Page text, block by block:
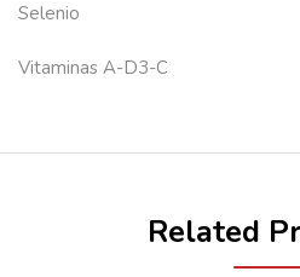
Selenio
Vitaminas A-D3-C
Related